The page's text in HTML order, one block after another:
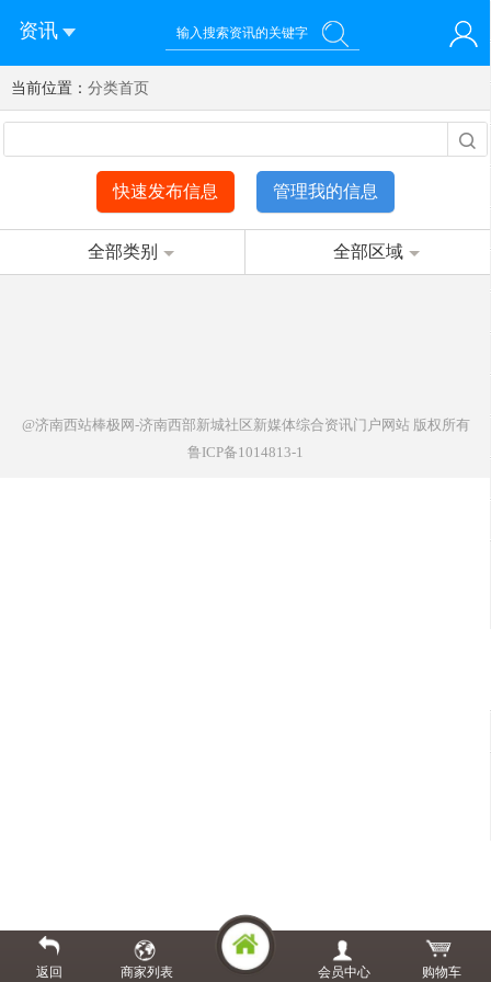
资讯
您好！欢迎来到济南西站棒极网-济南西部新城社区新媒体综
合资讯门户网站
登录 注册 微信快速登录
当前位置： 分类首页
快速发布信息 管理我的信息
全部类别 全部区域
@济南西站棒极网-济南西部新城社区新媒体综合资讯门户网站版权所有
鲁ICP备1014813-1
返回 商家列表 会员中心 购物车